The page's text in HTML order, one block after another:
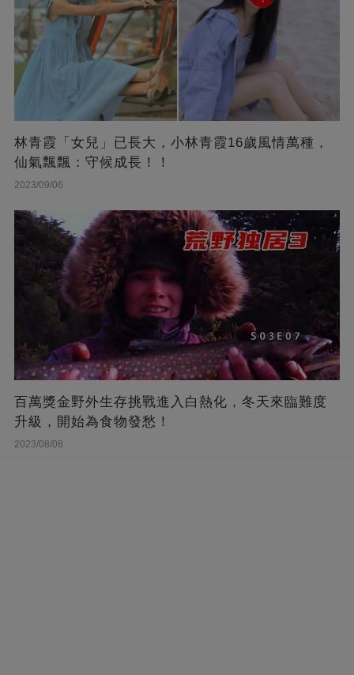
林青霞「女兒」已長大，小林青霞16歲風情萬種，
仙氣飄飄：守候成長！！
2023/09/06
百萬獎金野外生存挑戰進入白熱化，冬天來臨難度
升級，開始為食物發愁！
2023/08/08